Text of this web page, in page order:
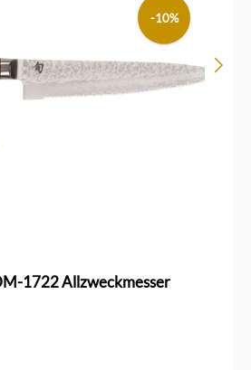
-10%
1722 Allzweckmesser